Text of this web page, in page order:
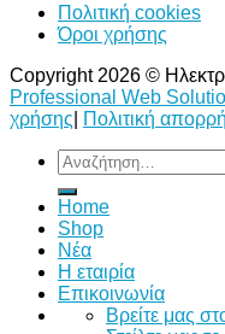
Πολιτική cookies
Όροι χρήσης
Copyright 2026 ©
Professional Web
χρήσης
Πολιτική
Αναζήτηση
για:
Home
Shop
Νέα
Η εταιρία
Επικοινωνία
Bρείτε μας